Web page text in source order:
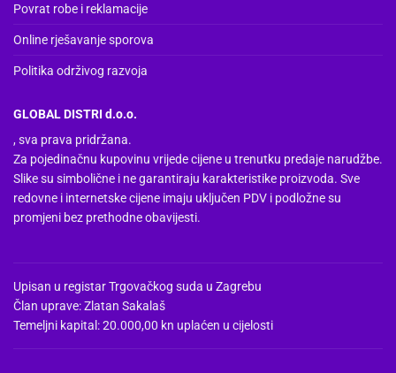
Povrat robe i reklamacije
Online rješavanje sporova
Politika održivog razvoja
GLOBAL DISTRI d.o.o.
, sva prava pridržana.
Za pojedinačnu kupovinu vrijede cijene u trenutku predaje narudžbe.
Slike su simbolične i ne garantiraju karakteristike proizvoda. Sve
redovne i internetske cijene imaju uključen PDV i podložne su
promjeni bez prethodne obavijesti.
Upisan u registar Trgovačkog suda u Zagrebu
Član uprave: Zlatan Sakalaš
Temeljni kapital: 20.000,00 kn uplaćen u cijelosti